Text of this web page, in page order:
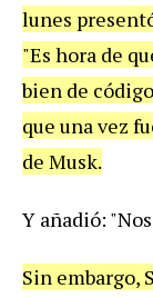
lunes
"Es hora de
bien de
que una vez
de Musk.
Y añadió:
Sin embargo,